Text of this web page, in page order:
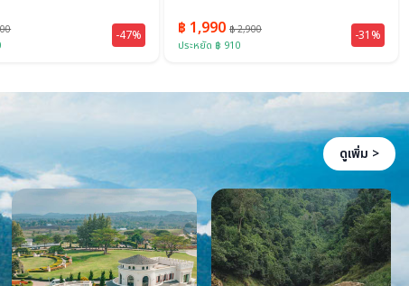
-47% ฿ 1,990 ฿ 2,900
ประหยัด ฿ 910
-31%
ดูเพิ่ม >